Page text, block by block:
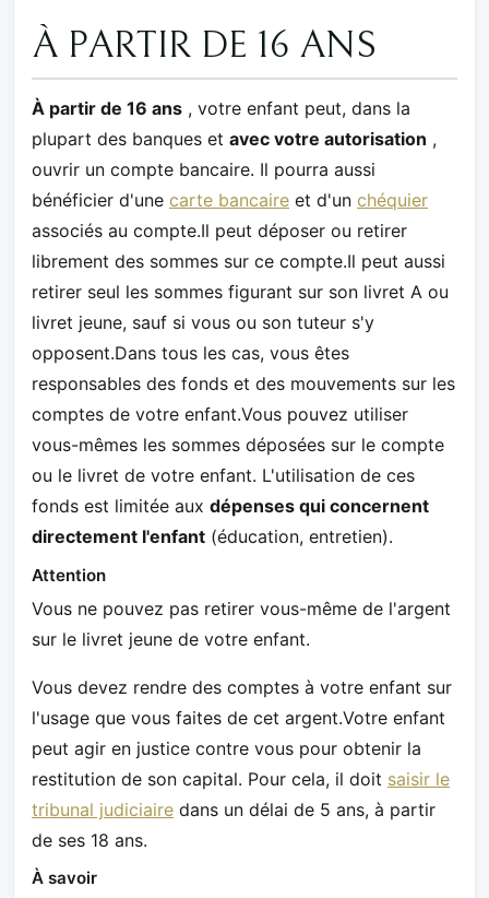
À PARTIR DE 16 ANS
À partir de 16 ans , votre enfant peut, dans la
plupart des banques et avec votre autorisation ,
ouvrir un compte bancaire. Il pourra aussi
bénéficier d'une carte bancaire et d'un chéquier
associés au compte.Il peut déposer ou retirer
librement des sommes sur ce compte.Il peut aussi
retirer seul les sommes figurant sur son livret A ou
livret jeune, sauf si vous ou son tuteur s'y
opposent.Dans tous les cas, vous êtes
responsables des fonds et des mouvements sur les
comptes de votre enfant.Vous pouvez utiliser
vous-mêmes les sommes déposées sur le compte
ou le livret de votre enfant. L'utilisation de ces
fonds est limitée aux dépenses qui concernent
directement l'enfant (éducation, entretien).
Attention
Vous ne pouvez pas retirer vous-même de l'argent
sur le livret jeune de votre enfant.
Vous devez rendre des comptes à votre enfant sur
l'usage que vous faites de cet argent.Votre enfant
peut agir en justice contre vous pour obtenir la
restitution de son capital. Pour cela, il doit saisir le
tribunal judiciaire dans un délai de 5 ans, à partir
de ses 18 ans.
À savoir